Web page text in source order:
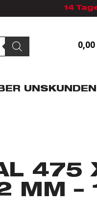
14
0,00
UNS
475
MM –